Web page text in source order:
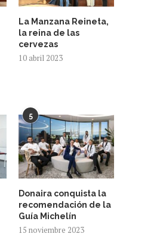
La Manzana Reineta,
la reina de las
cervezas
10 abril 2023
5
Donaira conquista la
recomendación de la
Guía Michelín
15 noviembre 2023